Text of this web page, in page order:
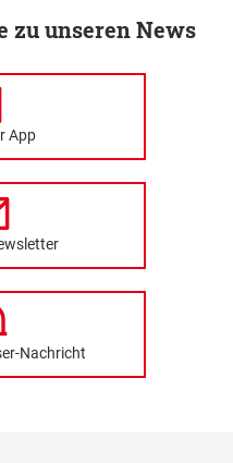
zu unseren News
App
Nachricht